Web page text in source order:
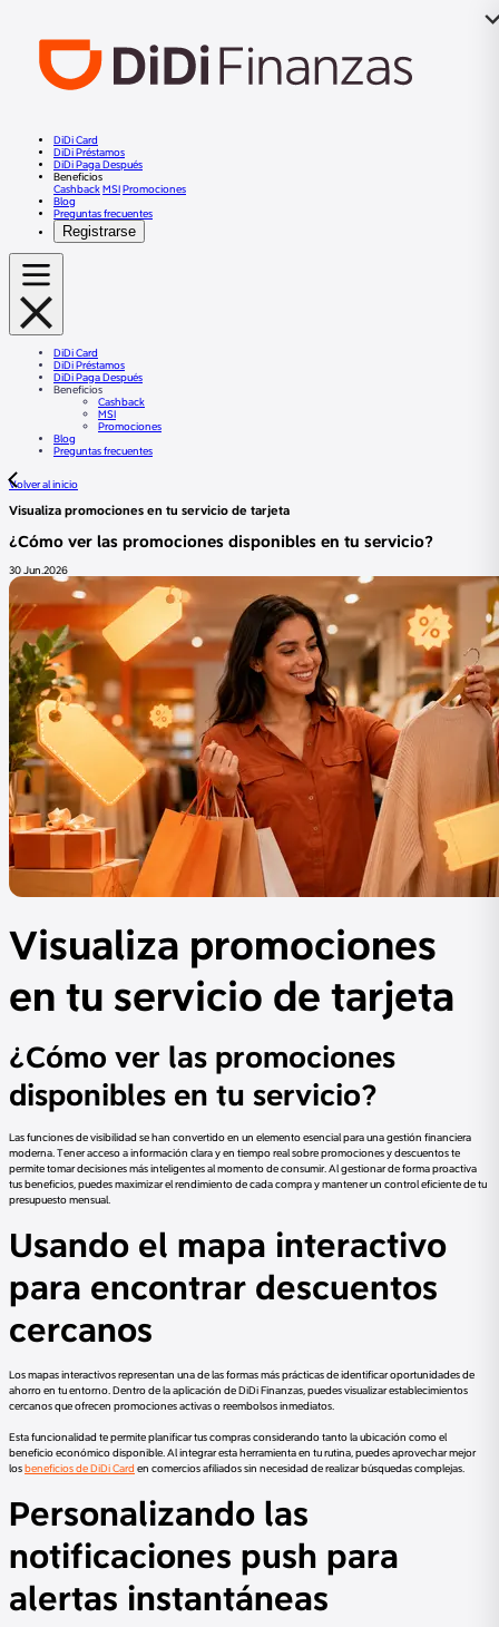
DiDi Card
DiDi Préstamos
DiDi Paga Después
Beneficios
CashbackMSIPromociones
Blog
Preguntas frecuentes
Registrarse
DiDi Card
DiDi Préstamos
DiDi Paga Después
Beneficios
Cashback
MSI
Promociones
Blog
Preguntas frecuentes
Volver al inicio
Visualiza promociones en tu servicio de tarjeta
¿Cómo ver las promociones disponibles en tu servicio?
30 Jun.2026
Visualiza promociones
en tu servicio de tarjeta
¿Cómo ver las promociones
disponibles en tu servicio?
Las funciones de visibilidad se han convertido en un elemento esencial para una gestión financiera
moderna. Tener acceso a información clara y en tiempo real sobre promociones y descuentos te
permite tomar decisiones más inteligentes al momento de consumir. Al gestionar de forma proactiva
tus beneficios, puedes maximizar el rendimiento de cada compra y mantener un control eficiente de tu
presupuesto mensual.
Usando el mapa interactivo
para encontrar descuentos
cercanos
Los mapas interactivos representan una de las formas más prácticas de identificar oportunidades de
ahorro en tu entorno. Dentro de la aplicación de DiDi Finanzas, puedes visualizar establecimientos
cercanos que ofrecen promociones activas o reembolsos inmediatos.
Esta funcionalidad te permite planificar tus compras considerando tanto la ubicación como el
beneficio económico disponible. Al integrar esta herramienta en tu rutina, puedes aprovechar mejor
los beneficios de DiDi Card en comercios afiliados sin necesidad de realizar búsquedas complejas.
Personalizando las
notificaciones push para
alertas instantáneas